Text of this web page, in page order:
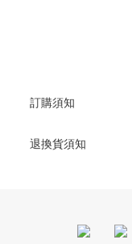
訂購須知
退換貨須知